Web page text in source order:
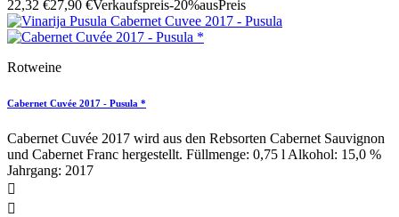
22,32 €27,90 €Verkaufspreis-20%ausPreis
Rotweine
Cabernet Cuvée 2017 - Pusula *
Cabernet Cuvée 2017 wird aus den Rebsorten Cabernet Sauvignon
und Cabernet Franc hergestellt. Füllmenge: 0,75 l Alkohol: 15,0 %
Jahrgang: 2017

